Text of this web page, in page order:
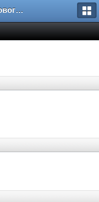
Форум игрового проекта Riverrise